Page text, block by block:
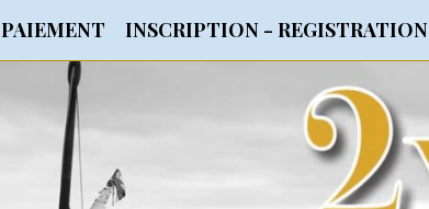
PAIEMENT INSCRIPTION - REGISTRATION